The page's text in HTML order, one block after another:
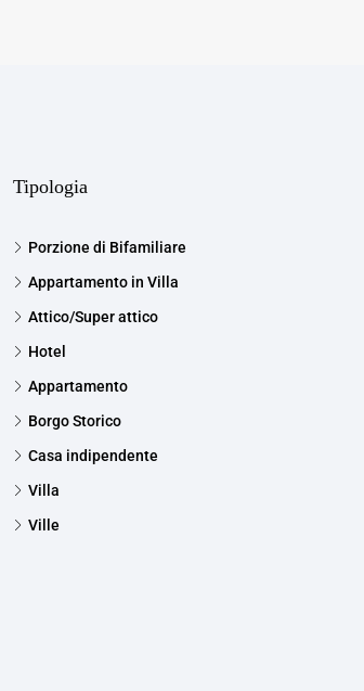
Tipologia
Porzione di Bifamiliare
Appartamento in Villa
Attico/Super attico
Hotel
Appartamento
Borgo Storico
Casa indipendente
Villa
Ville